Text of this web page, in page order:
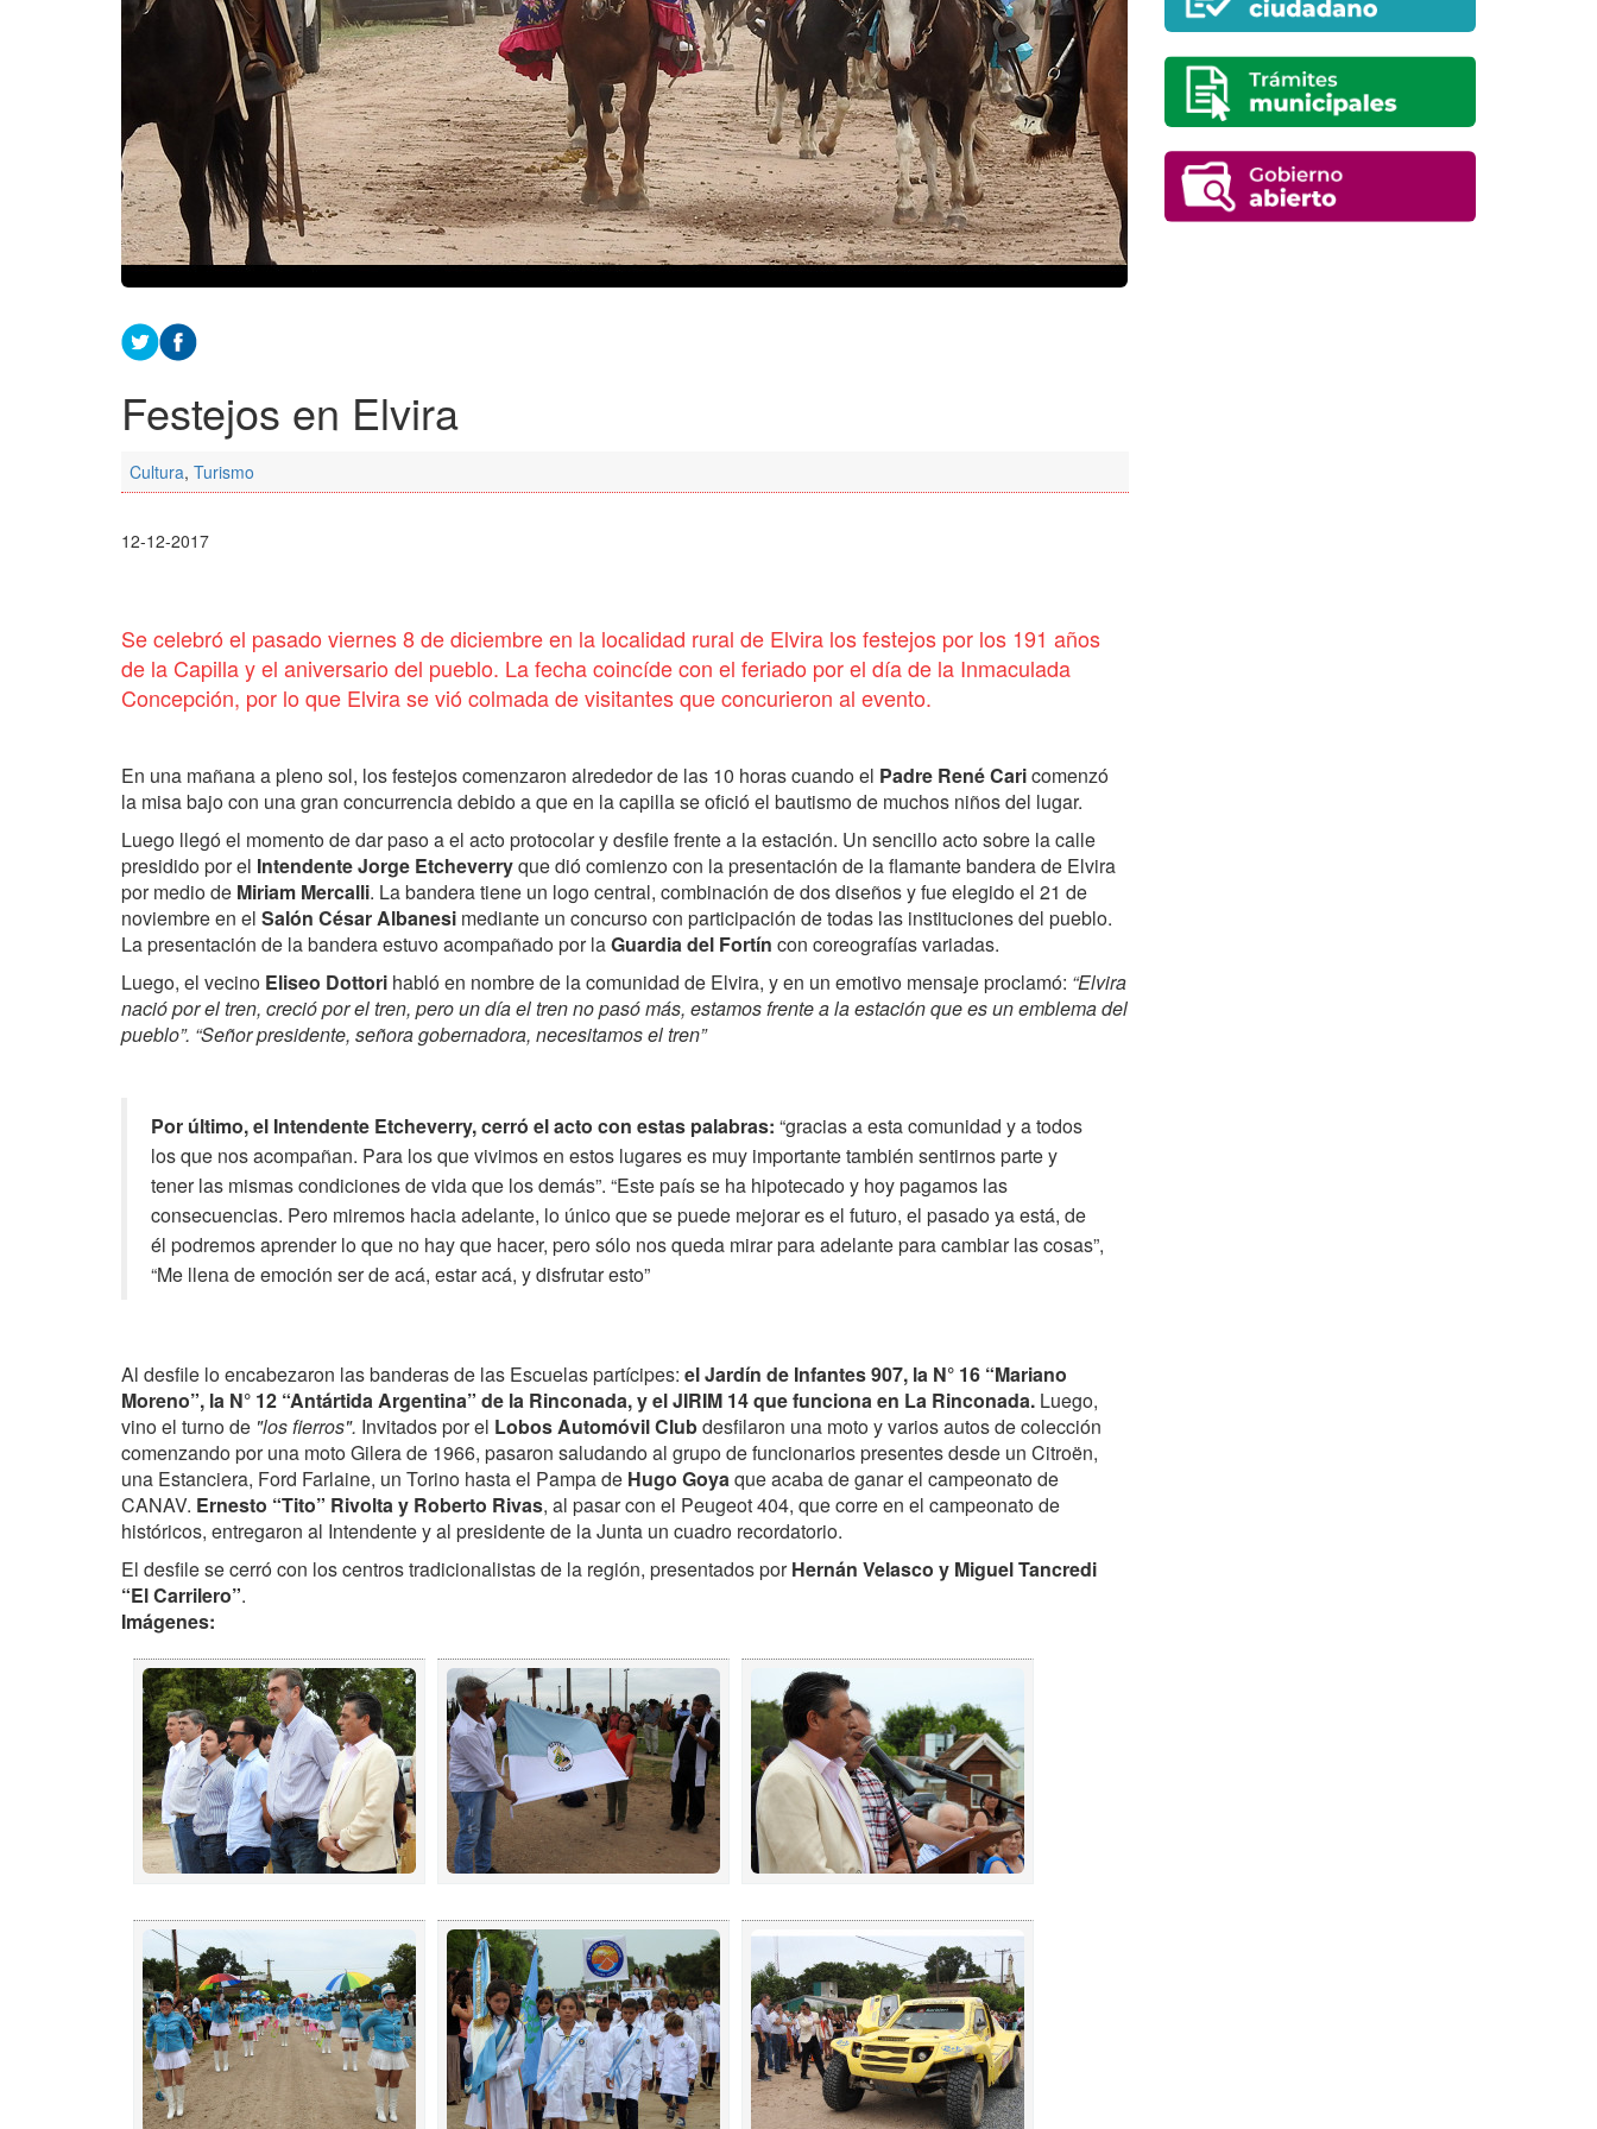
Festejos en Elvira
Cultura, Turismo
12-12-2017
Se celebró el pasado viernes 8 de diciembre en la localidad rural de Elvira los festejos por los 191 años
de la Capilla y el aniversario del pueblo. La fecha coincíde con el feriado por el día de la Inmaculada
Concepción, por lo que Elvira se vió colmada de visitantes que concurieron al evento.
En una mañana a pleno sol, los festejos comenzaron alrededor de las 10 horas cuando el Padre René Caricomenzó
la misa bajo con una gran concurrencia debido a que en la capilla se ofició el bautismo de muchos niños del lugar.
Luego llegó el momento de dar paso a el acto protocolar y desfile frente a la estación. Un sencillo acto sobre la calle
presidido por el Intendente Jorge Etcheverryque dió comienzo con la presentación de la flamante bandera de Elvira
por medio de Miriam Mercalli. La bandera tiene un logo central, combinación de dos diseños y fue elegido el 21 de
noviembre en el Salón César Albanesi mediante un concurso con participación de todas las instituciones del pueblo.
La presentación de la bandera estuvo acompañado por laGuardia del Fortín con coreografías variadas.
Luego, el vecino Eliseo Dottori habló en nombre de la comunidad de Elvira, y en un emotivo mensaje proclamó: “Elvira
nació por el tren, creció por el tren, pero un día el tren no pasó más, estamos frente a la estación que es un emblema del
pueblo”. “Señor presidente, señora gobernadora, necesitamos el tren”
Por último, el Intendente Etcheverry, cerró el acto con estas palabras: “gracias a esta comunidad y a todos
los que nos acompañan. Para los que vivimos en estos lugares es muy importante también sentirnos parte y
tener las mismas condiciones de vida que los demás”. “Este país se ha hipotecado y hoy pagamos las
consecuencias. Pero miremos hacia adelante, lo único que se puede mejorar es el futuro, el pasado ya está, de
él podremos aprender lo que no hay que hacer, pero sólo nos queda mirar para adelante para cambiar las cosas”,
“Me llena de emoción ser de acá, estar acá, y disfrutar esto”
Al desfile lo encabezaron las banderas de las Escuelas partícipes: el Jardín de Infantes 907, la N° 16 “Mariano
Moreno”, la N° 12 “Antártida Argentina” de la Rinconada, y el JIRIM 14 que funciona en La Rinconada. Luego,
vino el turno de "los fierros". Invitados por el Lobos Automóvil Clubdesfilaron una moto y varios autos de colección
comenzando por una moto Gilera de 1966, pasaron saludando al grupo de funcionarios presentes desde un Citroën,
una Estanciera, Ford Farlaine, un Torino hasta el Pampa de Hugo Goyaque acaba de ganar el campeonato de
CANAV. Ernesto “Tito” Rivolta y Roberto Rivas, al pasar con el Peugeot 404, que corre en el campeonato de
históricos, entregaron al Intendente y al presidente de la Junta un cuadro recordatorio.
El desfile se cerró con los centros tradicionalistas de la región, presentados porHernán Velasco y Miguel Tancredi
“El Carrilero”.
Imágenes: